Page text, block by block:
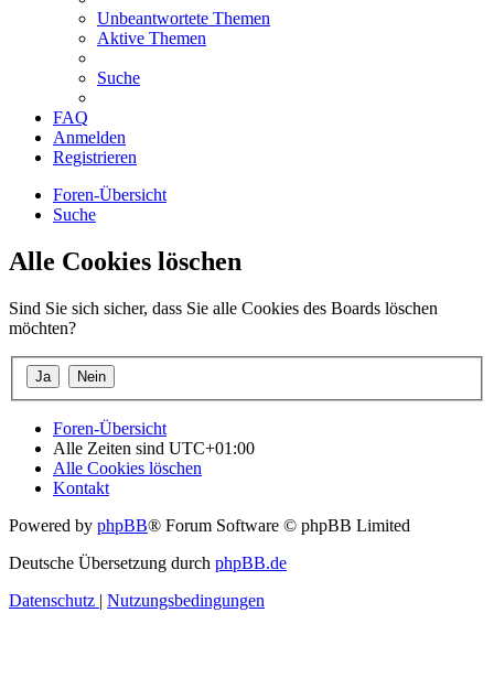
Unbeantwortete Themen
Aktive Themen
Suche
FAQ
Anmelden
Registrieren
Foren-Übersicht
Suche
Alle Cookies löschen
Sind Sie sich sicher, dass Sie alle Cookies des Boards löschen
möchten?
Foren-Übersicht
Alle Zeiten sind UTC+01:00
Alle Cookies löschen
Kontakt
Powered by phpBB® Forum Software © phpBB Limited
Deutsche Übersetzung durch phpBB.de
Datenschutz | Nutzungsbedingungen